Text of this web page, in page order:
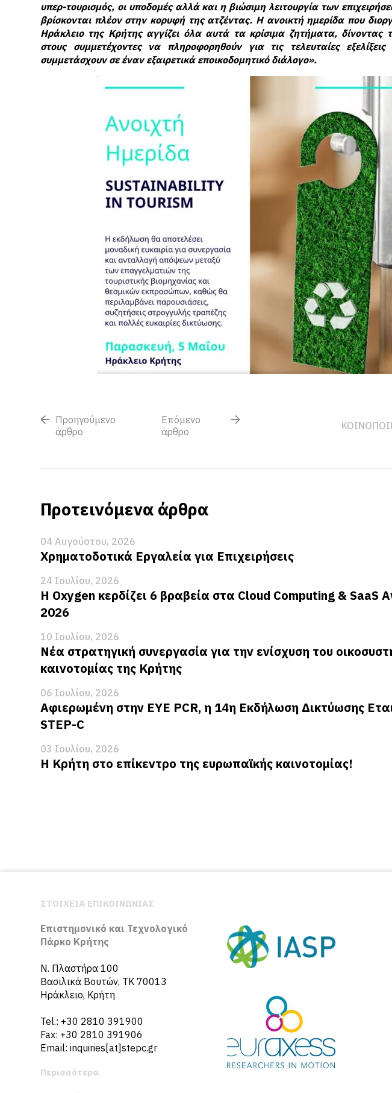
υπερ-τουρισμός, οι υποδομές αλλά και η βιώσιμη λειτουργία των
βρίσκονται πλέον στην κορυφή της ατζέντας. Η ανοικτή ημερίδα που
Ηράκλειο της Κρήτης αγγίζει όλα αυτά τα κρίσιμα ζητήματα, δίνοντας
στους συμμετέχοντες να πληροφορηθούν για τις τελευταίες
συμμετάσχουν σε έναν εξαιρετικά εποικοδομητικό διάλογο».
Προηγούμενο
άρθρο
Επόμενο
άρθρο
Προτεινόμενα άρθρα
04 Αυγούστου, 2026
Χρηματοδοτικά Εργαλεία για Επιχειρήσεις
24 Ιουλίου, 2026
Η Oxygen κερδίζει 6 βραβεία στα Cloud Computing & SaaS
2026
10 Ιουλίου, 2026
Νέα στρατηγική συνεργασία για την ενίσχυση του
καινοτομίας της Κρήτης
06 Ιουλίου, 2026
Αφιερωμένη στην EYE PCR, η 14η Εκδήλωση Δικτύωσης
STEP-C
03 Ιουλίου, 2026
Η Κρήτη στο επίκεντρο της ευρωπαϊκής καινοτομίας!
ΣΤΟΙΧΕΙΑ ΕΠΙΚΟΙΝΩΝΙΑΣ
Επιστημονικό και Τεχνολογικό
Πάρκο Κρήτης
N. Πλαστήρα 100
Βασιλικά Βουτών, ΤΚ 70013
Ηράκλειο, Κρήτη
Tel.: +30 2810 391900
Fax: +30 2810 391906
Email: inquiries[at]stepc.gr
Περισσότερα